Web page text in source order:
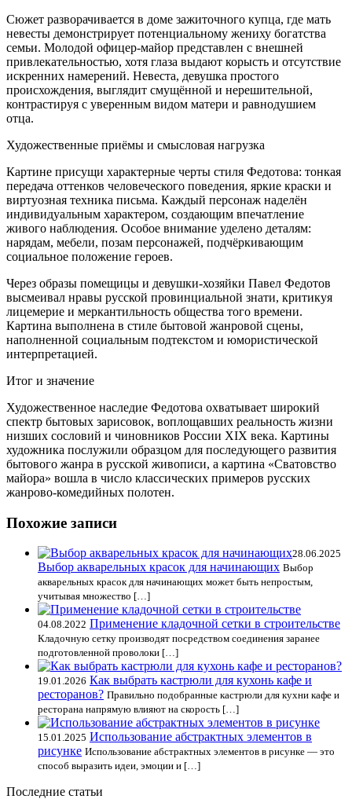
Сюжет разворачивается в доме зажиточного купца, где мать
невесты демонстрирует потенциальному жениху богатства
семьи. Молодой офицер-майор представлен с внешней
привлекательностью, хотя глаза выдают корысть и отсутствие
искренних намерений. Невеста, девушка простого
происхождения, выглядит смущённой и нерешительной,
контрастируя с уверенным видом матери и равнодушием
отца.
Художественные приёмы и смысловая нагрузка
Картине присущи характерные черты стиля Федотова: тонкая
передача оттенков человеческого поведения, яркие краски и
виртуозная техника письма. Каждый персонаж наделён
индивидуальным характером, создающим впечатление
живого наблюдения. Особое внимание уделено деталям:
нарядам, мебели, позам персонажей, подчёркивающим
социальное положение героев.
Через образы помещицы и девушки-хозяйки Павел Федотов
высмеивал нравы русской провинциальной знати, критикуя
лицемерие и меркантильность общества того времени.
Картина выполнена в стиле бытовой жанровой сцены,
наполненной социальным подтекстом и юмористической
интерпретацией.
Итог и значение
Художественное наследие Федотова охватывает широкий
спектр бытовых зарисовок, воплощавших реальность жизни
низших сословий и чиновников России XIX века. Картины
художника послужили образцом для последующего развития
бытового жанра в русской живописи, а картина «Сватовство
майора» вошла в число классических примеров русских
жанрово-комедийных полотен.
Похожие записи
28.06.2025
Выбор акварельных красок для начинающих Выбор
акварельных красок для начинающих может быть непростым,
учитывая множество […]
04.08.2022 Применение кладочной сетки в строительстве
Кладочную сетку производят посредством соединения заранее
подготовленной проволоки […]
19.01.2026 Как выбрать кастрюли для кухонь кафе и
ресторанов? Правильно подобранные кастрюли для кухни кафе и
ресторана напрямую влияют на скорость […]
15.01.2025 Использование абстрактных элементов в
рисунке Использование абстрактных элементов в рисунке — это
способ выразить идеи, эмоции и […]
Последние статьи